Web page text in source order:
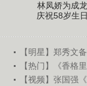
林凤娇为成龙
庆祝58岁生
【明星】郑秀文
【热门】《香格
【视频】张国强